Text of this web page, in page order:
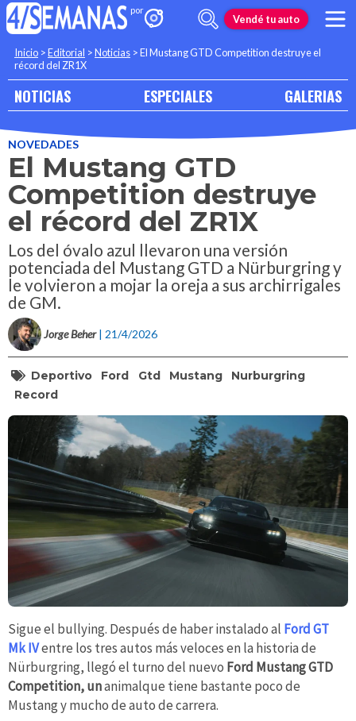
Vendé tu auto
Inicio >Editorial >Noticias >El Mustang GTD Competition destruye el
récord del ZR1X
NOTICIAS ESPECIALES GALERIAS
NOVEDADES
El Mustang GTD
Competition destruye
el récord del ZR1X
Los del óvalo azul llevaron una versión
potenciada del Mustang GTD a Nürburgring y
le volvieron a mojar la oreja a sus archirrigales
de GM.
Jorge Beher | 21/4/2026
Deportivo Ford Gtd Mustang
Nurburgring
Record
Sigue el bullying. Después de haber instalado al Ford GT
Mk IVentre los tres autos más veloces en la historia de
Nürburgring, llegó el turno del nuevo Ford Mustang GTD
Competition, unanimalque tiene bastante poco de
Mustang y mucho de auto de carrera.